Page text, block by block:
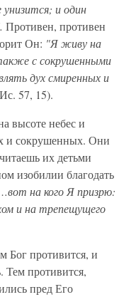
унизится; и один
Противен, противен
Он: "Я живу на
с сокрушенными
дух смиренных и
57, 15).
высоте небес и
и сокрушенных. Они
их детьми
изобилии благодать
на кого Я призрю:
и на трепещущего
Бог противится, и
Тем противится,
пред Его